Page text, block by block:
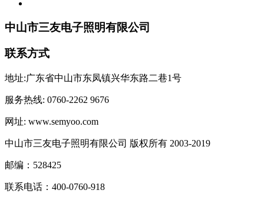
中山市三友电子照明有限公司
联系方式
地址:广东省中山市东凤镇兴华东路二巷1号
服务热线: 0760-2262 9676
网址: www.semyoo.com
中山市三友电子照明有限公司 版权所有 2003-2019
邮编：528425
联系电话：400-0760-918